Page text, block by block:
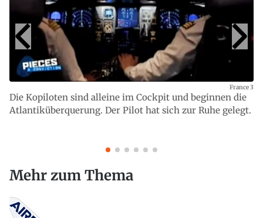
Die Kopiloten sind alleine im Cockpit und beginnen die
Atlantiküberquerung. Der Pilot hat sich zur Ruhe gelegt.
France 3
Mehr zum Thema